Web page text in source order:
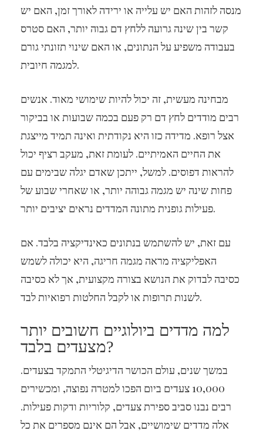
מנסה לזהות האם יש עלייה או ירידה לאורך זמן, האם יש
קשר בין שינה גרועה ללחץ דם גבוה יותר, האם סטרס
בעבודה משפיע על הנתונים, או האם שינוי תזונתי גורם
למגמה חיובית.
מבחינה מעשית, זה יכול להיות שימושי מאוד. אנשים
רבים מודדים לחץ דם רק פעם בכמה שבועות או בביקור
אצל רופא. מדידה כזו היא נקודתית ואינה תמיד מייצגת
את החיים האמיתיים. לעומת זאת, מעקב רציף יכול
להראות דפוסים. למשל, ייתכן שאדם יגלה שבימים עם
פחות שינה יש מגמה גבוהה יותר, או שאחרי שבוע של
פעילות גופנית מתונה המדדים נראים יציבים יותר.
עם זאת, יש להשתמש בנתונים כאינדיקציה בלבד. אם
האפליקציה מראה מגמה חריגה, היא יכולה לשמש
כסיבה לבדוק את הנושא בצורה מקצועית, אך לא כסיבה
לשנות תרופות או לקבל החלטות רפואיות לבד.
למה מדדים ביולוגיים חשובים יותר
מצעדים בלבד?
במשך שנים, עולם הכושר הדיגיטלי התמקד בצעדים.
10,000 צעדים ביום הפכו למטרה נפוצה, ומכשירים
רבים נבנו סביב ספירת צעדים, קלוריות ודקות פעילות.
אלה מדדים שימושיים, אבל הם אינם מספרים את כל